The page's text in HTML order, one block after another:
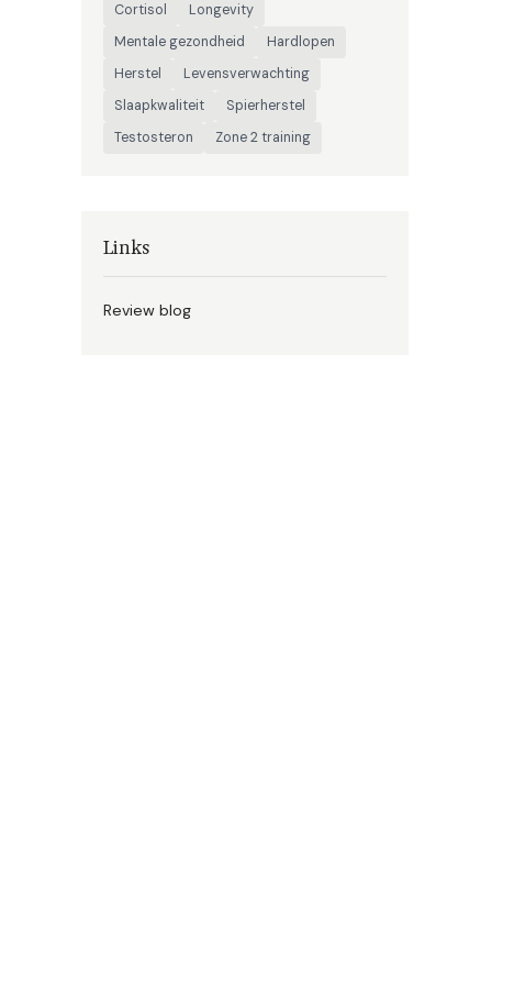
Cortisol
Longevity
Mentale gezondheid
Hardlopen
Herstel
Levensverwachting
Slaapkwaliteit
Spierherstel
Testosteron
Zone 2 training
Links
Review blog